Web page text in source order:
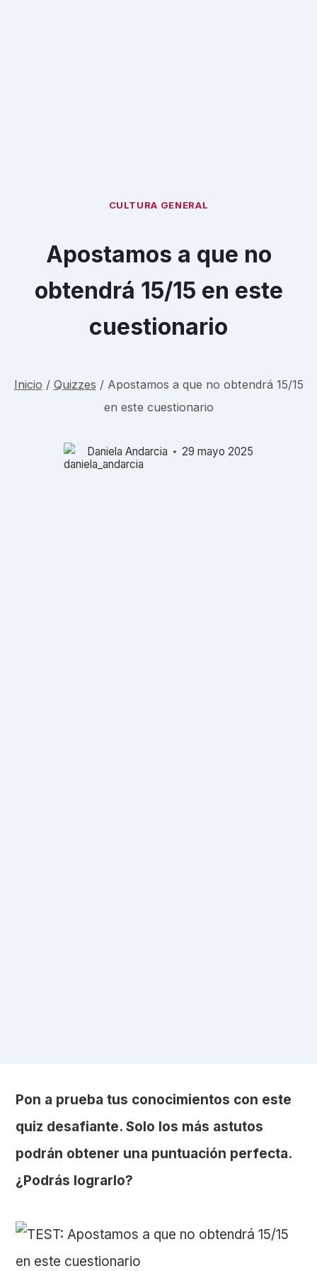
CULTURA GENERAL
Apostamos a que no
obtendrá 15/15 en este
cuestionario
Inicio / Quizzes / Apostamos a que no obtendrá 15/15
en este cuestionario
Daniela Andarcia 29 mayo 2025
Pon a prueba tus conocimientos con este
quiz desafiante. Solo los más astutos
podrán obtener una puntuación perfecta.
¿Podrás lograrlo?